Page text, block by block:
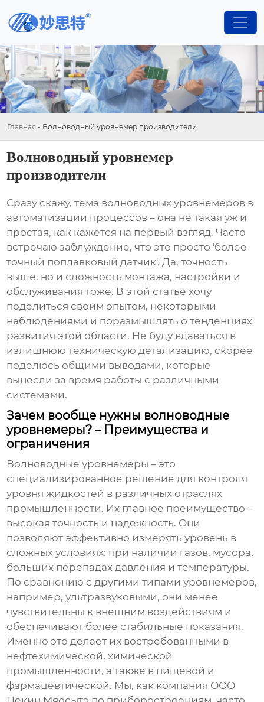
Главная - Волноводный уровнемер производители
Волноводный уровнемер
производители
Сразу скажу, тема волноводных уровнемеров в
автоматизации процессов – она не такая уж и
простая, как кажется на первый взгляд. Часто
встречаю заблуждение, что это просто 'более
точный поплавковый датчик'. Да, точность
выше, но и сложность монтажа, настройки и
обслуживания тоже. В этой статье хочу
поделиться своим опытом, некоторыми
наблюдениями и поразмышлять о тенденциях
развития этой области. Не буду вдаваться в
излишнюю техническую детализацию, скорее
поделюсь общими выводами, которые
вынесли за время работы с различными
системами.
Зачем вообще нужны волноводные
уровнемеры? – Преимущества и
ограничения
Волноводные уровнемеры – это
специализированное решение для контроля
уровня жидкостей в различных отраслях
промышленности. Их главное преимущество –
высокая точность и надежность. Они
позволяют эффективно измерять уровень в
сложных условиях: при наличии газов, мусора,
больших перепадах давления и температуры.
По сравнению с другими типами уровнемеров,
например, ультразвуковыми, они менее
чувствительны к внешним воздействиям и
обеспечивают более стабильные показания.
Именно это делает их востребованными в
нефтехимической, химической
промышленности, а также в пищевой и
фармацевтической. Мы, как компания ООО